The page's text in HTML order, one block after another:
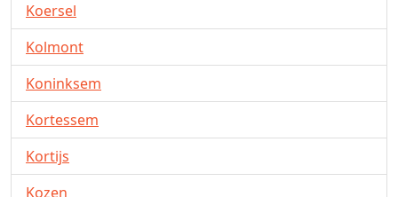
Koersel
Kolmont
Koninksem
Kortessem
Kortijs
Kozen